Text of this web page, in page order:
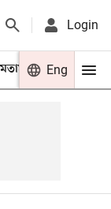
Login
মতামত খেলা
Eng